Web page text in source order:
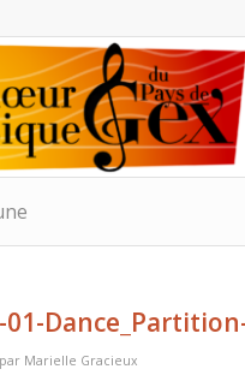
01-
par Marielle Gracieux